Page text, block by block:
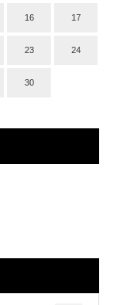
16 17
23 24
30